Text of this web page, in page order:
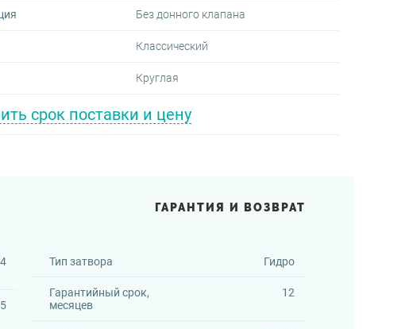
Без донного клапана
Классический
Круглая
срок поставки и цену
ГАРАНТИЯ И ВОЗВРАТ
Тип затвора Гидро
Гарантийный срок,
месяцев
12